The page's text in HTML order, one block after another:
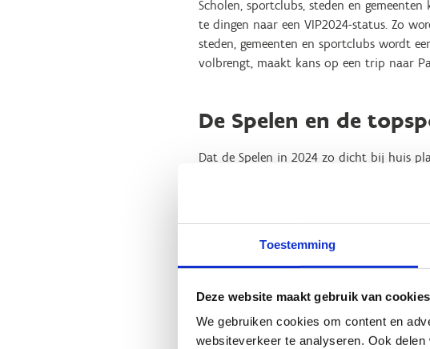
Toestemming
Deze website maakt gebruik van cookies
We gebruiken cookies om content en
websiteverkeer te analyseren. Ook
Scholen, sportclubs, steden en
te dingen naar een VIP2024-status. Zo
steden, gemeenten en sportclubs wordt
volbrengt, maakt kans op een trip naar
De Spelen en de
Dat de Spelen in 2024 zo dicht bij huis
geval in de centra van Sport Vlaanderen
Ook op televisie zullen zij en de